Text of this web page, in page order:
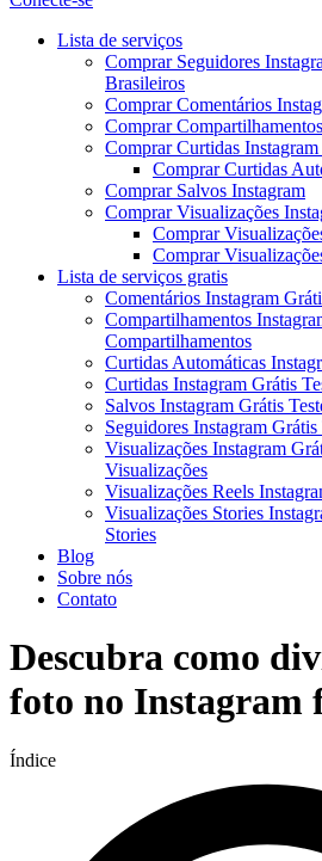
Menu
Lista de serviços
Comprar Seguidores
Brasileiros
Comprar Comentários
Comprar
Comprar Curtidas
Comprar Curtidas
Comprar Salvos Instagram
Comprar Visualizações
Comprar
Comprar
Lista de serviços gratis
Comentários Instagram
Compartilhamentos
Compartilhamentos
Curtidas Automáticas
Curtidas Instagram Grátis
Salvos Instagram Grátis
Seguidores Instagram
Visualizações Instagram
Visualizações
Visualizações Reels
Visualizações Stories
Stories
Blog
Sobre nós
Contato
Descubra como
foto no Instagram
Índice